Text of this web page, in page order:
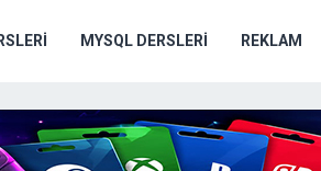
MYSQL DERSLERI REKLAM